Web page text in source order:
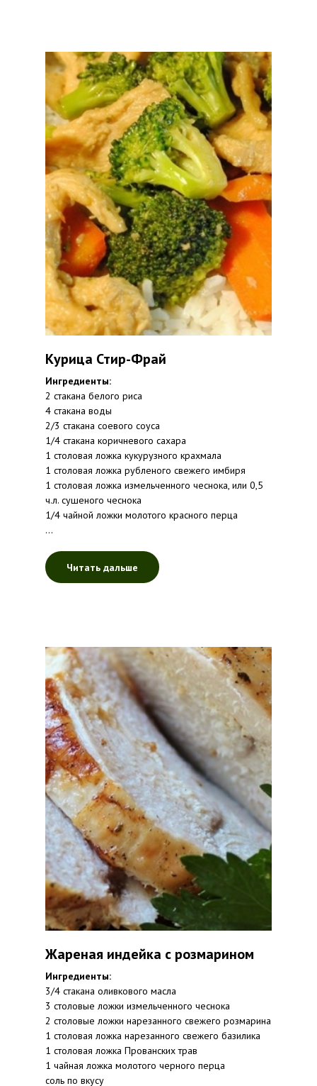
Курица Стир-Фрай
Ингредиенты:
2 стакана белого риса
4 стакана воды
2/3 стакана соевого соуса
1/4 стакана коричневого сахара
1 столовая ложка кукурузного крахмала
1 столовая ложка рубленого свежего имбиря
1 столовая ложка измельченного чеснока, или 0,5
ч.л. сушеного чеснока
1/4 чайной ложки молотого красного перца
...
Читать дальше
Жареная индейка с розмарином
Ингредиенты:
3/4 стакана оливкового масла
3 столовые ложки измельченного чеснока
2 столовые ложки нарезанного свежего розмарина
1 столовая ложка нарезанного свежего базилика
1 столовая ложка Прованских трав
1 чайная ложка молотого черного перца
соль по вкусу